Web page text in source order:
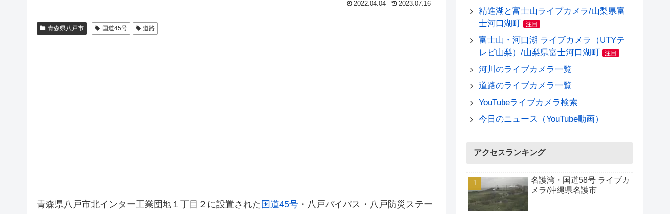
2022.04.04 2023.07.16
青森県八戸市 国道45号 道路
青森県八戸市北インター工業団地１丁目２に設置された 国道45号 ・八戸バイパス・八戸防災ステー
精進湖と富士山ライブカメラ/山梨県富
士河口湖町
注目
富士山・河口湖 ライブカメラ（UTYテ
レビ山梨）/山梨県富士河口湖町
注目
河川のライブカメラ一覧
道路のライブカメラ一覧
YouTubeライブカメラ検索
今日のニュース（YouTube動画）
アクセスランキング
名護湾・国道58号 ライブカ
メラ/沖縄県名護市